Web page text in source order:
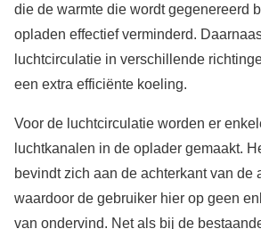
die de warmte die wordt gegenereerd
opladen effectief verminderd.
luchtcirculatie in verschillende
een extra efficiënte koeling.
Voor de luchtcirculatie worden er
luchtkanalen in de oplader gemaakt.
bevindt zich aan de achterkant van de
waardoor de gebruiker hier op geen
van ondervind. Net als bij de